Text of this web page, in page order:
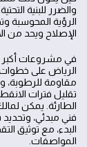
والضرر للبنية
الرؤية المحوسبة
الإصلاح ويحد من
في مشروعات أكبر
الرياض على
مقاومة للرطوبة،
تقليل فترات
الطارئة. يمكن
فني مبدئي،
البدء، مع توثيق
المواصفات.